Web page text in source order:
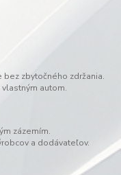
zbytočného zdržania.
autom.
zázemím.
a dodávateľov.